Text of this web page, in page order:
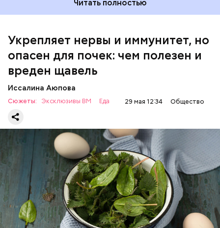
Читать полностью
Укрепляет нервы и иммунитет, но
опасен для почек: чем полезен и
вреден щавель
Иссалина Аюпова
Сюжеты: Эксклюзивы ВМ Еда 29 мая 12:34 Общество
— Если человек уже болеет мочекаменной
болезнью, щавель ему не рекомендуется. При
артрите, гастрите, холецистите, синдроме
раздраженного кишечника, язвах и панкреатите
продукт тоже лучше исключить из рациона, —
предупредила врач. — Он может привести к
повышению кислотности желудка и раздражать
слизистые оболочки.